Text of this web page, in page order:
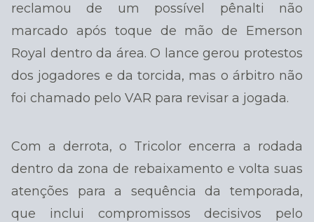
reclamou de um possível pênalti não
marcado após toque de mão de Emerson
Royal dentro da área. O lance gerou protestos
dos jogadores e da torcida, mas o árbitro não
foi chamado pelo VAR para revisar a jogada.
Com a derrota, o Tricolor encerra a rodada
dentro da zona de rebaixamento e volta suas
atenções para a sequência da temporada,
que inclui compromissos decisivos pelo